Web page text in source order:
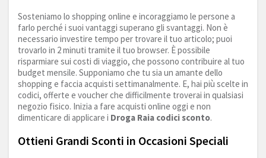
Sosteniamo lo shopping online e incoraggiamo le persone a
farlo perché i suoi vantaggi superano gli svantaggi. Non è
necessario investire tempo per trovare il tuo articolo; puoi
trovarlo in 2 minuti tramite il tuo browser. È possibile
risparmiare sui costi di viaggio, che possono contribuire al tuo
budget mensile. Supponiamo che tu sia un amante dello
shopping e faccia acquisti settimanalmente. E, hai più scelte in
codici, offerte e voucher che difficilmente troverai in qualsiasi
negozio fisico. Inizia a fare acquisti online oggi e non
dimenticare di applicare i Droga Raia codici sconto.
Ottieni Grandi Sconti in Occasioni Speciali